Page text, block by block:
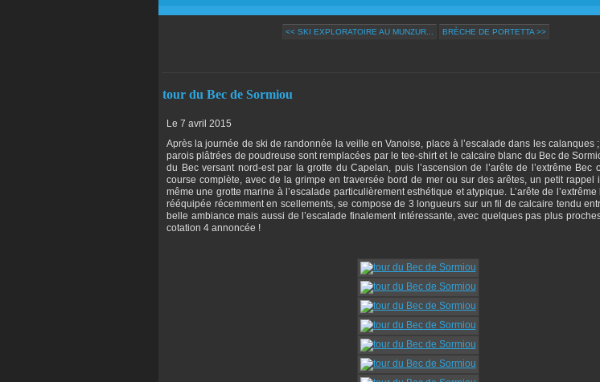
<< SKI EXPLORATOIRE AU MUNZUR... BRÈCHE DE PORTETTA >>
tour du Bec de Sormiou
Le 7 avril 2015
Après la journée de ski de randonnée la veille en Vanoise, place à l’escalade dans les calanques
parois plâtrées de poudreuse sont remplacées par le tee-shirt et le calcaire blanc du Bec de
du Bec versant nord-est par la grotte du Capelan, puis l’ascension de l’arête de l’extrême Bec
course complète, avec de la grimpe en traversée bord de mer ou sur des arêtes, un petit rappel
même une grotte marine à l’escalade particulièrement esthétique et atypique. L’arête de
rééquipée récemment en scellements, se compose de 3 longueurs sur un fil de calcaire tendu
belle ambiance mais aussi de l’escalade finalement intéressante, avec quelques pas plus
cotation 4 annoncée !